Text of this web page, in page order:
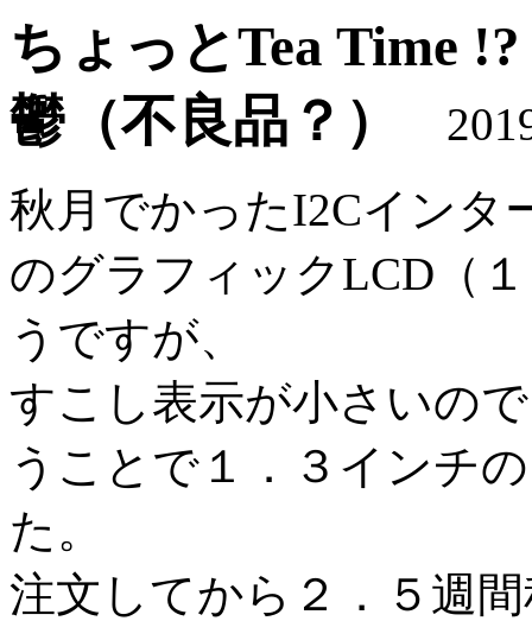
ちょっとTea Time
鬱（不良品？）
秋月でかったI2Cインタ
のグラフィックLCD（
うですが、
すこし表示が小さいの
うことで１．３インチ
た。
注文してから２．５週